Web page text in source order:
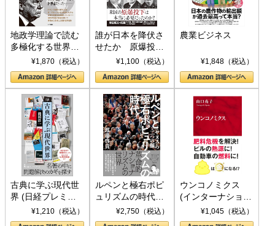
地政学理論で読む
多極化する世界：
トランプとBRICS
の挑戦
¥1,870（税込）
誰が日本を降伏さ
せたか 原爆投
下、ソ連参戦、そ
して聖断 (PHP新
書)
¥1,100（税込）
農業ビジネス
¥1,848（税込）
古典に学ぶ現代世
界 (日経プレミア
シリーズ)¥1,210（税込）
ルペンと極右ポピ
ュリズムの時代：
〈ヤヌス〉の二つ
の顔
¥2,750（税込）
ウンコノミクス
(インターナショナ
ル新書)¥1,045（税込）